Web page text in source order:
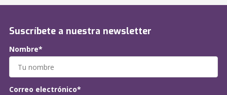
Suscríbete a nuestra newsletter
Nombre*
Correo electrónico*